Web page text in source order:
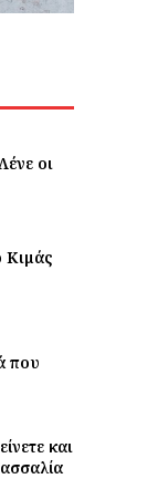
οι
Κιμάς
που
και